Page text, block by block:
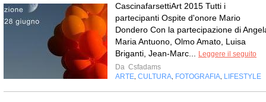
CascinafarsettiArt 2015 Tutti i
partecipanti Ospite d'onore Mario
Dondero Con la partecipazione di
Maria Antuono, Olmo Amato, Luisa
Briganti, Jean-Marc...
Leggere il seguito
Da Csfadams
ARTE CULTURA FOTOGRAFIA LIFESTYLE